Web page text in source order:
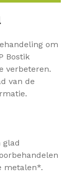
om
Bostik
verbeteren.
van de
glad
metalen*.